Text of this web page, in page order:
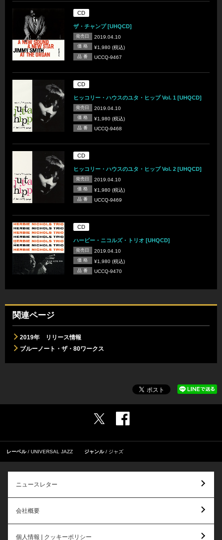
CD
ザ・チャンプ [UHQCD]
発売日 2019.04.10
価 格 ¥1,980 (税込)
品 番 UCCQ-9467
CD
ヒッコリー・ハウスのユタ・ヒップ Vol. 1 [UHQCD]
発売日 2019.04.10
価 格 ¥1,980 (税込)
品 番 UCCQ-9468
CD
ヒッコリー・ハウスのユタ・ヒップ Vol. 2 [UHQCD]
発売日 2019.04.10
価 格 ¥1,980 (税込)
品 番 UCCQ-9469
CD
ハービー・ニコルズ・トリオ [UHQCD]
発売日 2019.04.10
価 格 ¥1,980 (税込)
品 番 UCCQ-9470
関連ページ
2019年 リリース情報
ブルーノート・ザ・80ワークス
レーベル UNIVERSAL JAZZ ジャンル ジャズ
ニュースレター
会社概要
個人情報 | クッキーポリシー